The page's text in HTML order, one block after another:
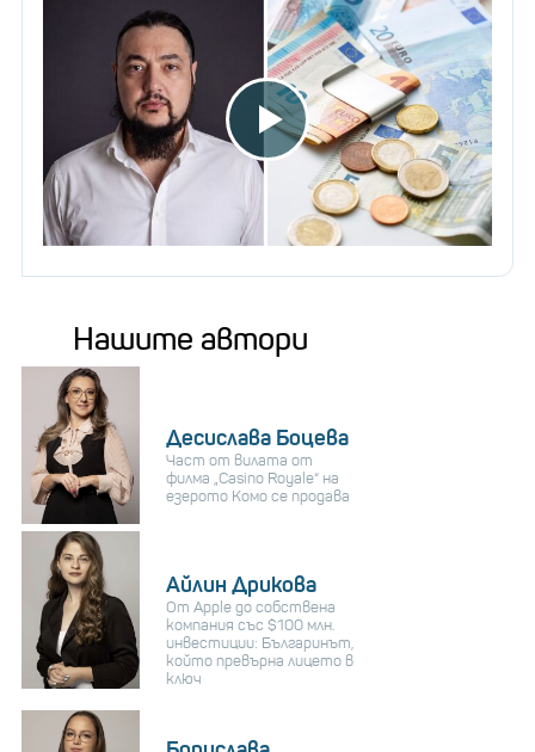
Нашите автори
Десислава Боцева
Част от вилата от
филма „Casino Royale“ на
езерото Комо се продава
Айлин Дрикова
От Apple до собствена
компания със $100 млн.
инвестиции: Българинът,
който превърна лицето в
ключ